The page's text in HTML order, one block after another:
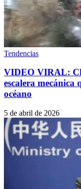
Tendencias
VIDEO VIRAL:
escalera mecánica
océano
5 de abril de 2026